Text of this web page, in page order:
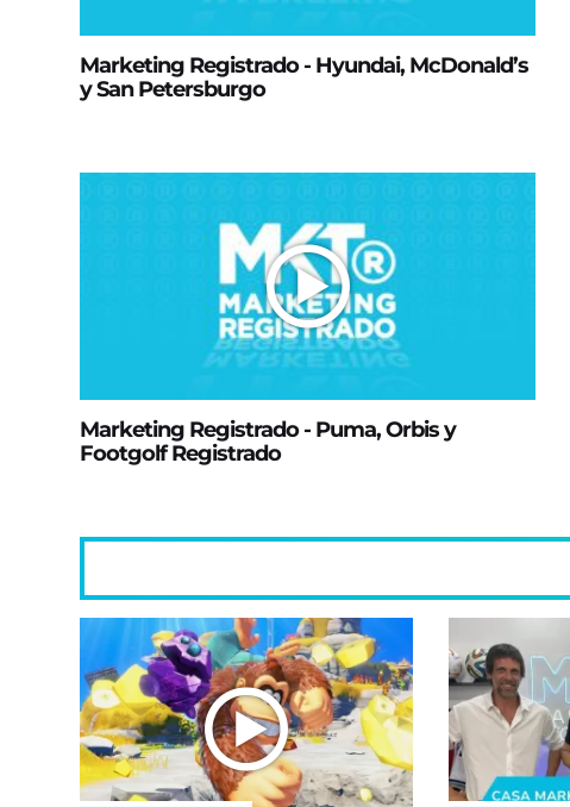
Marketing Registrado - Hyundai, McDonald’s
y San Petersburgo
Marketing Registrado - Puma, Orbis y
Footgolf Registrado